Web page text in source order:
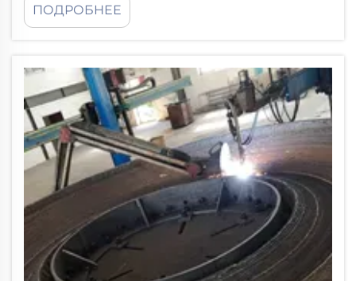
плиты CCO, соответствие стандартам ISO
9001 и EN 10204 — не просто бумажные
сертификатов важно, но что
действительно имеет значение, так это то,
насколько серьезно...
ПОДРОБНЕЕ